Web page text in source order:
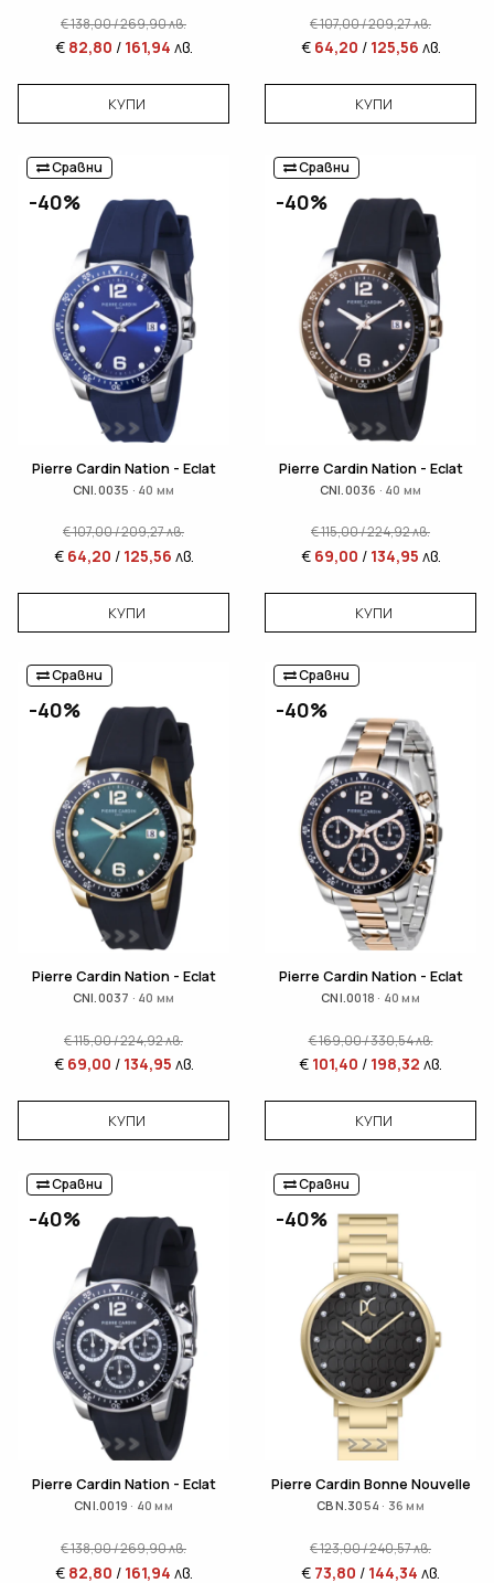
€138,00/269,90лв.
€ 82,80 / 161,94 лв.
КУПИ
€107,00/209,27лв.
€ 64,20 / 125,56 лв.
КУПИ
Сравни
-40%
Pierre Cardin Nation - Eclat
CNI.0035 · 40 мм
€107,00/209,27лв.
€ 64,20 / 125,56 лв.
КУПИ
Сравни
-40%
Pierre Cardin Nation - Eclat
CNI.0036 · 40 мм
€115,00/224,92лв.
€ 69,00 / 134,95 лв.
КУПИ
Сравни
-40%
Pierre Cardin Nation - Eclat
CNI.0037 · 40 мм
€115,00/224,92лв.
€ 69,00 / 134,95 лв.
КУПИ
Сравни
-40%
Pierre Cardin Nation - Eclat
CNI.0018 · 40 мм
€169,00/330,54лв.
€ 101,40 / 198,32 лв.
КУПИ
Сравни
-40%
Pierre Cardin Nation - Eclat
CNI.0019 · 40 мм
€138,00/269,90лв.
€ 82,80 / 161,94 лв.
Сравни
-40%
Pierre Cardin Bonne Nouvelle
CBN.3054 · 36 мм
€123,00/240,57лв.
€ 73,80 / 144,34 лв.